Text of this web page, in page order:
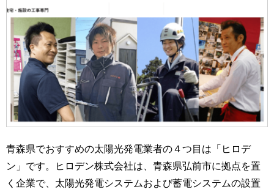
青森県でおすすめの太陽光発電業者の４つ目は「ヒロデ
ン」です。ヒロデン株式会社は、青森県弘前市に拠点を置
く企業で、太陽光発電システムおよび蓄電システムの設置